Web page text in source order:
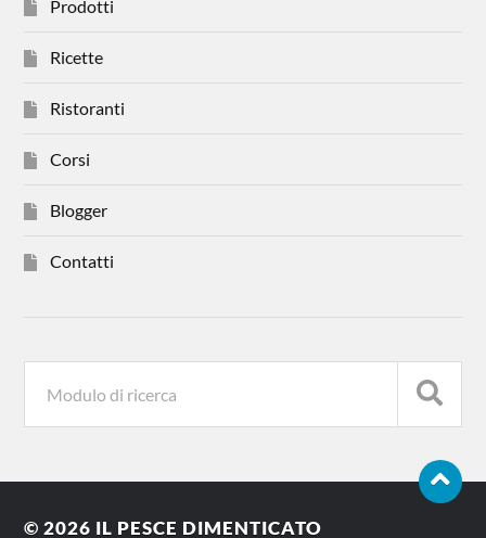
Prodotti
Ricette
Ristoranti
Corsi
Blogger
Contatti
© 2026 IL PESCE DIMENTICATO